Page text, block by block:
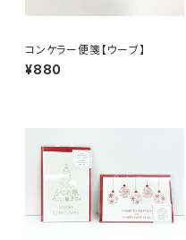
コンケラー便箋【ウーブ】
¥880